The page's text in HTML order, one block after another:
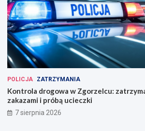
POLICJA ZATRZYMANIA
Kontrola drogowa w Zgorzelcu:
zakazami i próbą ucieczki
7 sierpnia 2026